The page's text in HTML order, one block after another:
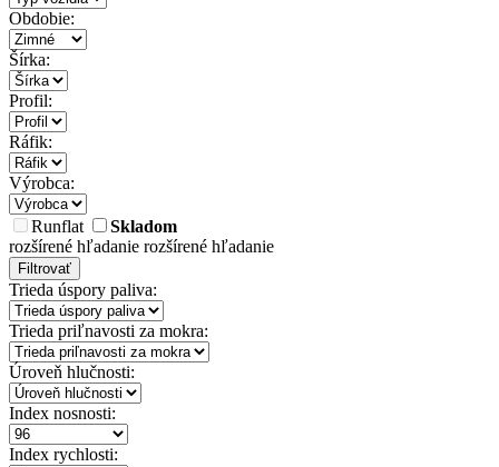
Obdobie:
Šírka:
Profil:
Ráfik:
Výrobca:
Runflat
Skladom
rozšírené hľadanie rozšírené hľadanie
Filtrovať
Trieda úspory paliva:
Trieda priľnavosti za mokra:
Úroveň hlučnosti:
Index nosnosti:
Index rychlosti: